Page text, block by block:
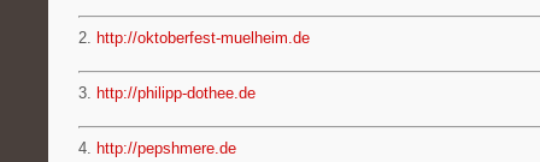
2. http://oktoberfest-muelheim.de
3. http://philipp-dothee.de
4. http://pepshmere.de